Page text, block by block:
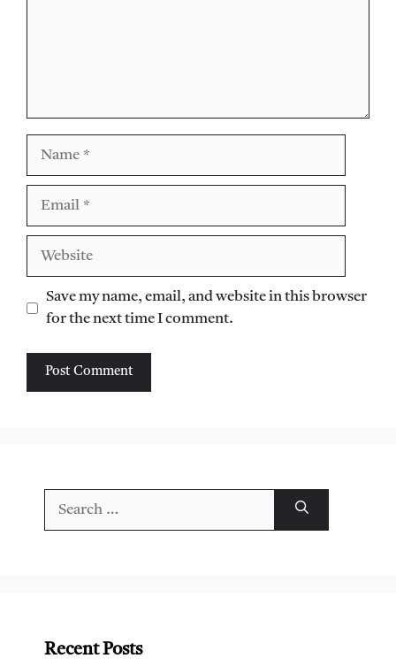
Website
Save my name, email, and website in this browser
for the next time I comment.
Recent Posts